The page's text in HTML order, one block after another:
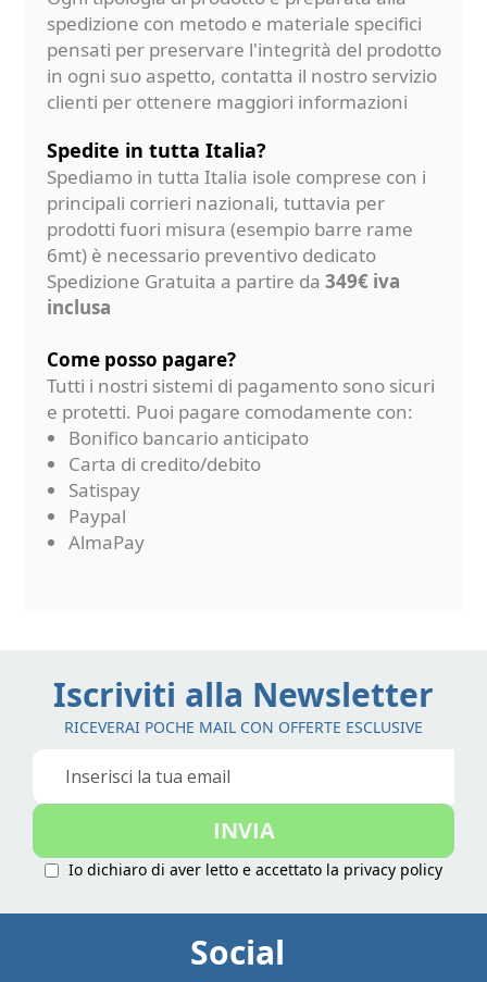
spedizione con metodo e materiale specifici
pensati per preservare l'integrità del prodotto
in ogni suo aspetto, contatta il nostro servizio
clienti per ottenere maggiori informazioni
Spedite in tutta Italia?
Spediamo in tutta Italia isole comprese con i
principali corrieri nazionali, tuttavia per
prodotti fuori misura (esempio barre rame
6mt) è necessario preventivo dedicato
Spedizione Gratuita a partire da 349€ iva
inclusa
Come posso pagare?
Tutti i nostri sistemi di pagamento sono sicuri
e protetti. Puoi pagare comodamente con:
Bonifico bancario anticipato
Carta di credito/debito
Satispay
Paypal
AlmaPay
Iscriviti alla Newsletter
RICEVERAI POCHE MAIL CON OFFERTE ESCLUSIVE
Iscriviti
nostra
INVIA
Io dichiaro di aver letto e accettato la privacy policy
Social